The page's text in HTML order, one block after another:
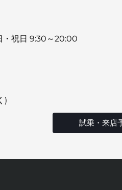
・祝日 9:30～20:00
)
試乗・来店